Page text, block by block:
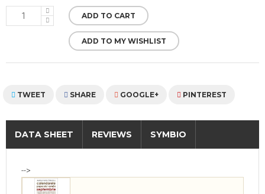
ADD TO CART
ADD TO MY WISHLIST
TWEET SHARE GOOGLE+ PINTEREST
DATA SHEET REVIEWS SYMBIO
-->